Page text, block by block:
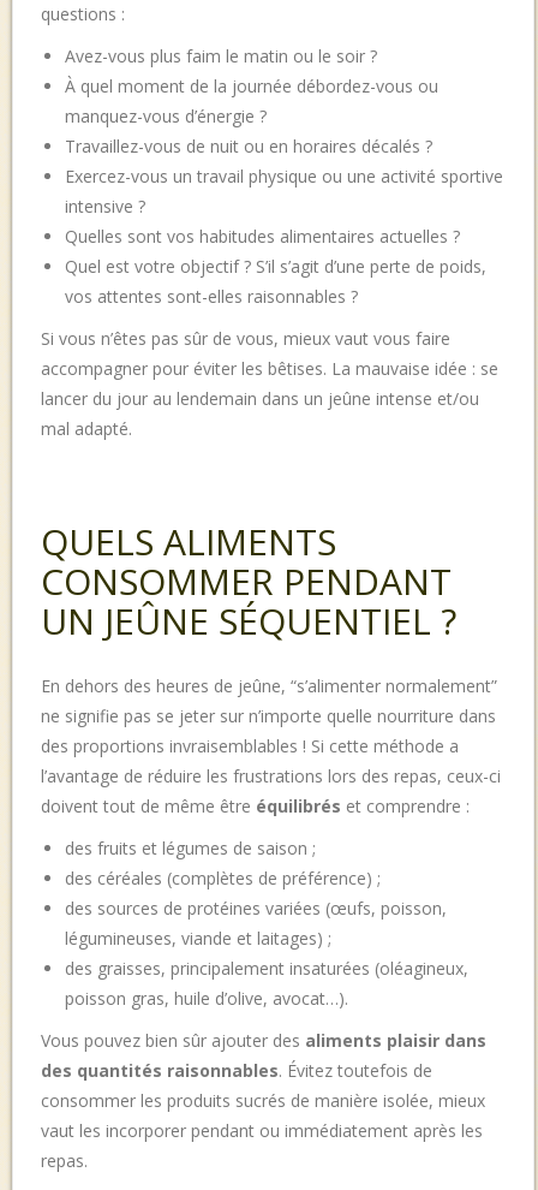
questions :
Avez-vous plus faim le matin ou le soir ?
À quel moment de la journée débordez-vous ou
manquez-vous d’énergie ?
Travaillez-vous de nuit ou en horaires décalés ?
Exercez-vous un travail physique ou une activité sportive
intensive ?
Quelles sont vos habitudes alimentaires actuelles ?
Quel est votre objectif ? S’il s’agit d’une perte de poids,
vos attentes sont-elles raisonnables ?
Si vous n’êtes pas sûr de vous, mieux vaut vous faire
accompagner pour éviter les bêtises. La mauvaise idée : se
lancer du jour au lendemain dans un jeûne intense et/ou
mal adapté.
QUELS ALIMENTS
CONSOMMER PENDANT
UN JEÛNE SÉQUENTIEL ?
En dehors des heures de jeûne, “s’alimenter normalement”
ne signifie pas se jeter sur n’importe quelle nourriture dans
des proportions invraisemblables ! Si cette méthode a
l’avantage de réduire les frustrations lors des repas, ceux-ci
doivent tout de même être équilibrés et comprendre :
des fruits et légumes de saison ;
des céréales (complètes de préférence) ;
des sources de protéines variées (œufs, poisson,
légumineuses, viande et laitages) ;
des graisses, principalement insaturées (oléagineux,
poisson gras, huile d’olive, avocat…).
Vous pouvez bien sûr ajouter des aliments plaisir dans
des quantités raisonnables. Évitez toutefois de
consommer les produits sucrés de manière isolée, mieux
vaut les incorporer pendant ou immédiatement après les
repas.